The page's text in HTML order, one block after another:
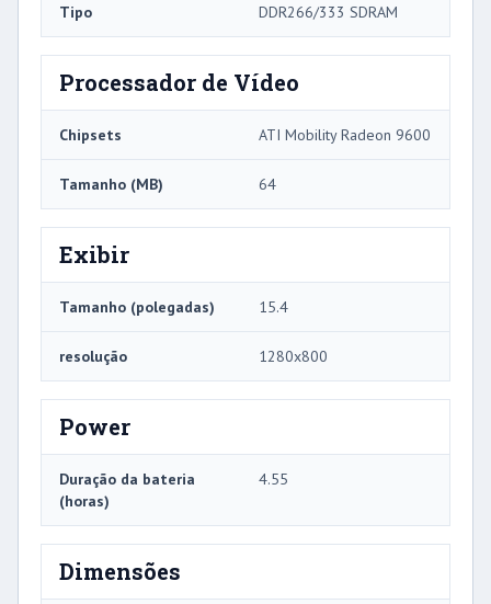
Tipo DDR266/333 SDRAM
Processador de Vídeo
Chipsets ATI Mobility Radeon 9600
Tamanho (MB) 64
Exibir
Tamanho (polegadas) 15.4
resolução 1280x800
Power
Duração da bateria
(horas)
4.55
Dimensões